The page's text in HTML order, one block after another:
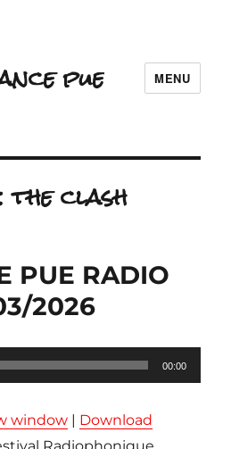
pue MENU
the clash
PUE RADIO
2026
00:00
window | Download